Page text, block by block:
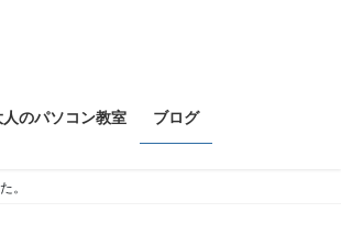
のパソコン教室 ブログ
。